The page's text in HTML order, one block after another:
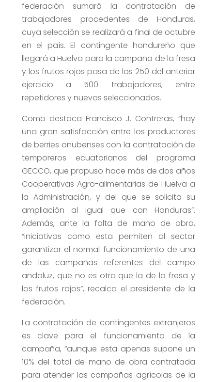
federación sumará la contratación de
trabajadores procedentes de Honduras,
cuya selección se realizará a final de octubre
en el país. El contingente hondureño que
llegará a Huelva para la campaña de la fresa
y los frutos rojos pasa de los 250 del anterior
ejercicio a 500 trabajadores, entre
repetidores y nuevos seleccionados.
Como destaca Francisco J. Contreras, “hay
una gran satisfacción entre los productores
de berries onubenses con la contratación de
temporeros ecuatorianos del programa
GECCO, que propuso hace más de dos años
Cooperativas Agro-alimentarias de Huelva a
la Administración, y del que se solicita su
ampliación al igual que con Honduras”.
Además, ante la falta de mano de obra,
“iniciativas como esta permiten al sector
garantizar el normal funcionamiento de una
de las campañas referentes del campo
andaluz, que no es otra que la de la fresa y
los frutos rojos”, recalca el presidente de la
federación.
La contratación de contingentes extranjeros
es clave para el funcionamiento de la
campaña, “aunque esta apenas supone un
10% del total de mano de obra contratada
para atender las campañas agrícolas de la